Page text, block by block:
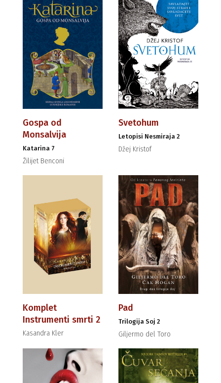
Gospa od
Monsalvija
Katarina 7
Žilijet Benconi
Svetohum
Letopisi Nesmiraja 2
Džej Kristof
Komplet
Instrumenti smrti 2
Kasandra Kler
Pad
Trilogija Soj 2
Giljermo del Toro